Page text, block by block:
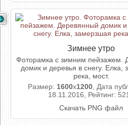
Зимнее утро
Фоторамка с зимним пейзажем.
домик и деревья в снегу. Елка,
река, мост.
Размер: 1600x1200, Дата
18.11.2016, Рейтинг:
Скачать PNG файл